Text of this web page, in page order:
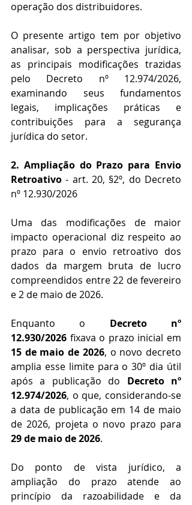
operação dos distribuidores.
O presente artigo tem por objetivo
analisar, sob a perspectiva jurídica,
as principais modificações trazidas
pelo Decreto nº 12.974/2026,
examinando seus fundamentos
legais, implicações práticas e
contribuições para a segurança
jurídica do setor.
2. Ampliação do Prazo para Envio
Retroativo - art. 20, §2º, do Decreto
nº 12.930/2026
Uma das modificações de maior
impacto operacional diz respeito ao
prazo para o envio retroativo dos
dados da
compreendidos entre 22 de fevereiro
e 2 de maio de 2026.
Enquanto o Decreto nº
12.930/2026
15 de maio de 2026, o novo decreto
amplia esse limite para o 30º dia útil
após a publicação do Decreto nº
12.974/2026, o que, considerando-se
a data de publicação em 14 de maio
29 de maio de 2026.
Do ponto de vista jurídico, a
ampliação do prazo atende ao
princípio da razoabilidade e da